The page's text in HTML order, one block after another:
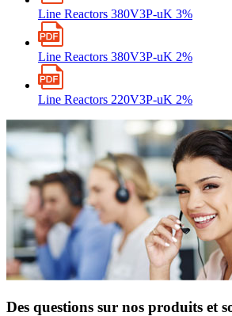
Line Reactors 380V3P-uK 3%
Line Reactors 380V3P-uK 2%
Line Reactors 220V3P-uK 2%
Des questions sur nos produits et